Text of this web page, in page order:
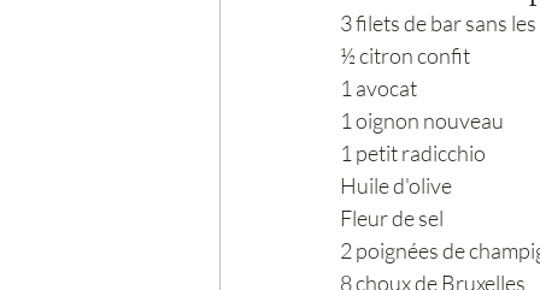
3 filets de bar sans
½ citron confit
1 avocat
1 oignon nouveau
1 petit radicchio
Huile d'olive
Fleur de sel
2 poignées de
8 choux de Bruxelles